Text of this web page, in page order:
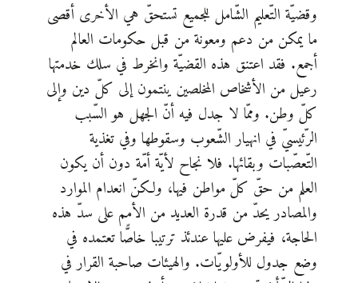
وقضيّة التّعليم الشّامل للجميع تستحقّ هي الأخرى أقصى
ما يمكن من دعم ومعونة من قبل حكومات العالم
أجمع. فقد اعتنق هذه القضيّة وانخرط في سلك خدمتها
رعيل من الأشخاص المخلصين ينتمون إلى كلّ دين وإلى
كلّ وطن. وممّا لا جدل فيه أنّ الجهل هو السّبب
الرّئيسيّ في انهيار الشّعوب وسقوطها وفي تغذية
التّعصّبات وبقائها. فلا نجاح لأيّة أمّة دون أن يكون
العلم من حقّ كلّ مواطن فيها، ولكنّ انعدام الموارد
والمصادر يحدّ من قدرة العديد من الأمم على سدّ هذه
الحاجة، فيفرض عليها عندئذ ترتيبا خاصًّا تعتمده في
وضع جدول للأولويّات. والهيئات صاحبة القرار في